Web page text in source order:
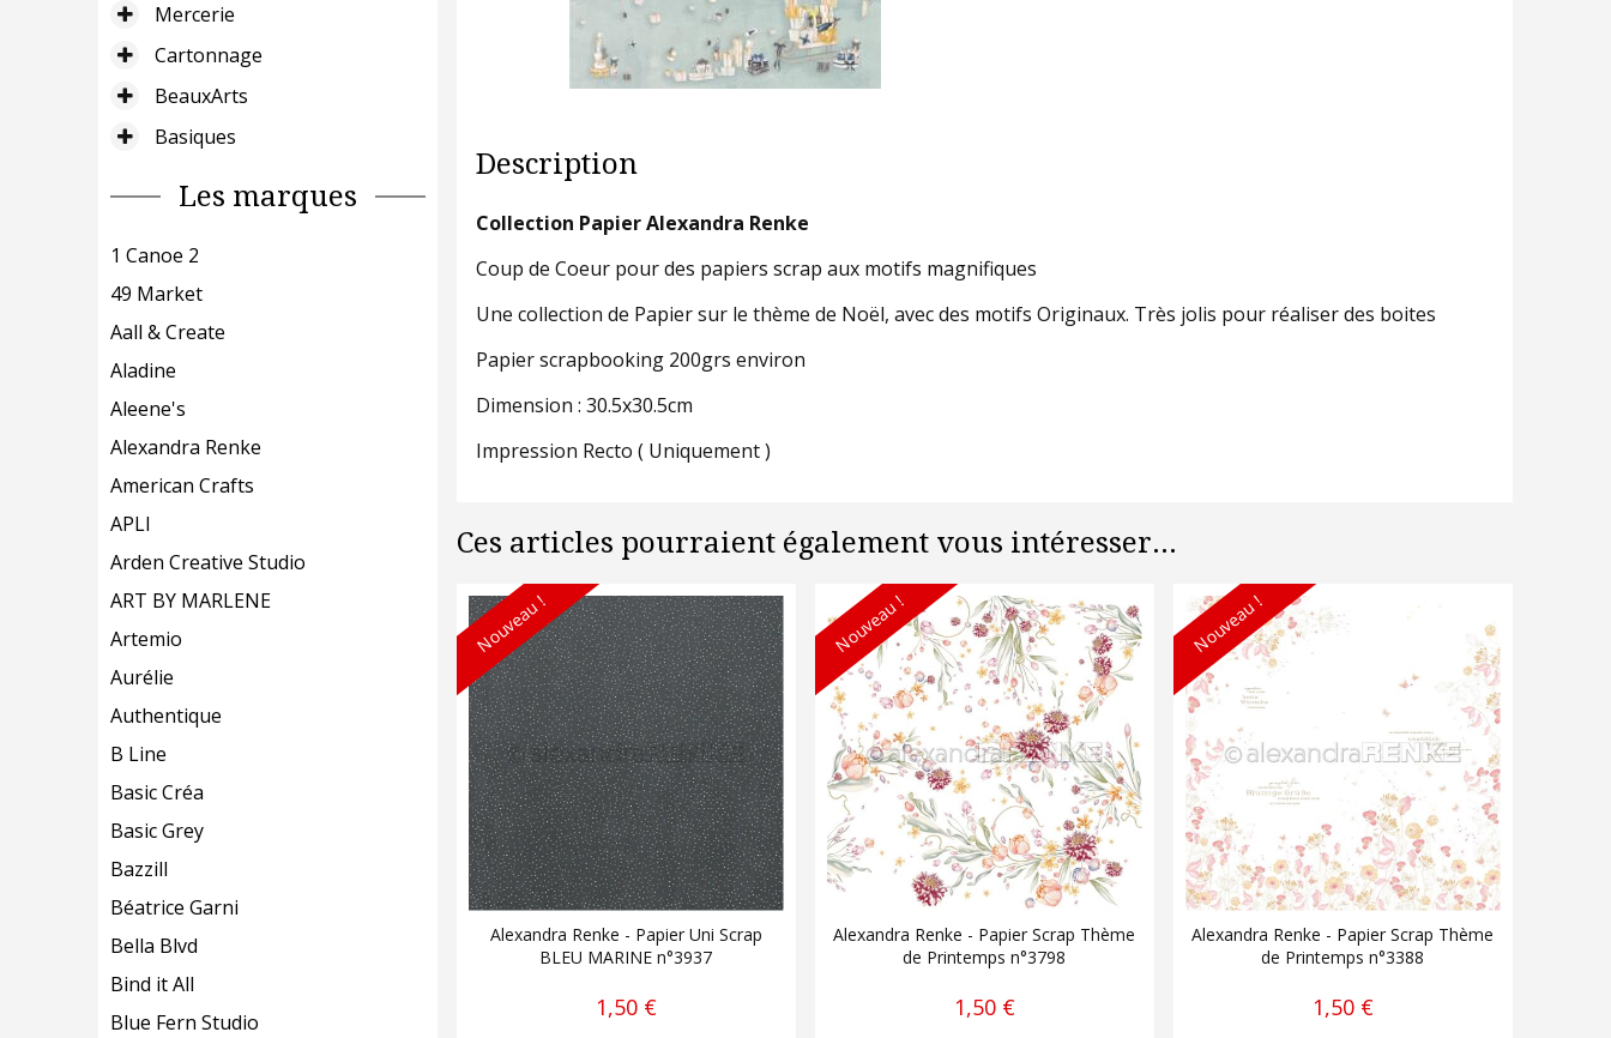
Mercerie
Cartonnage
BeauxArts
Basiques
Les marques
1 Canoe 2
49 Market
Aall & Create
Aladine
Aleene's
Alexandra Renke
American Crafts
APLI
Arden Creative Studio
ART BY MARLENE
Artemio
Aurélie
Authentique
B Line
Basic Créa
Basic Grey
Bazzill
Béatrice Garni
Bella Blvd
Bind it All
Blue Fern Studio
Description
Collection Papier Alexandra Renke
Coup de Coeur pour des papiers scrap aux motifs magnifiques
Une collection de Papier sur le thème de Noël, avec des motifs Originaux. Très jolis pour réaliser des boites
Papier scrapbooking 200grs environ
Dimension : 30.5x30.5cm
Impression Recto ( Uniquement )
Ces articles pourraient également vous intéresser...
Nouveau !
Alexandra Renke - Papier Uni Scrap
BLEU MARINE n°3937
1,50 €
Nouveau !
Alexandra Renke - Papier Scrap Thème
de Printemps n°3798
1,50 €
Nouveau !
Alexandra Renke - Papier Scrap Thème
de Printemps n°3388
1,50 €